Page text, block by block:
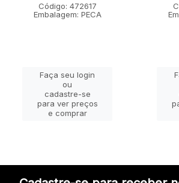
Código: 472617
Embalagem: PECA
Faça seu login
ou
cadastre-se
para ver preços
e comprar